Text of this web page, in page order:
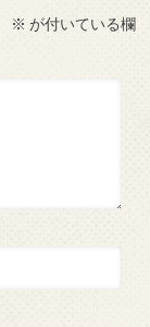
※ が付いている欄